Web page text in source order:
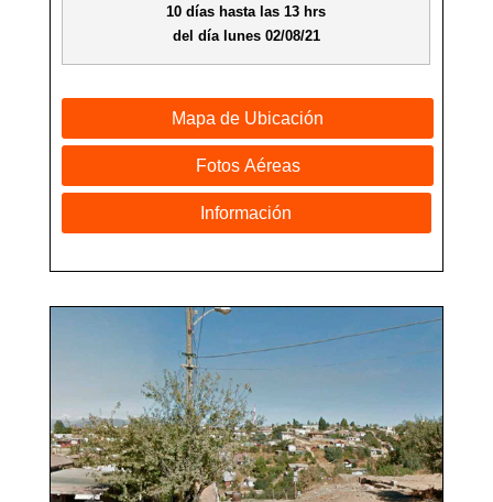
10 días hasta las 13 hrs
del día lunes 02/08/21
Mapa de Ubicación
Fotos Aéreas
Información